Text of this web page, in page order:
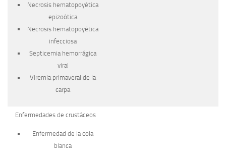
Necrosis hematopoyética
epizoótica
Necrosis hematopoyética
infecciosa
Septicemia hemorrágica
viral
Viremia primaveral de la
carpa
Enfermedades de crustáceos
Enfermedad de la cola
blanca